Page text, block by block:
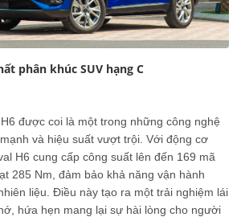
phân khúc SUV hạng C
được coi là một trong những công nghệ
và hiệu suất vượt trội. Với động cơ
H6 cung cấp công suất lên đến 169 mã
285 Nm, đảm bảo khả năng vận hành
liệu. Điều này tạo ra một trải nghiệm lái
hứa hẹn mang lại sự hài lòng cho người